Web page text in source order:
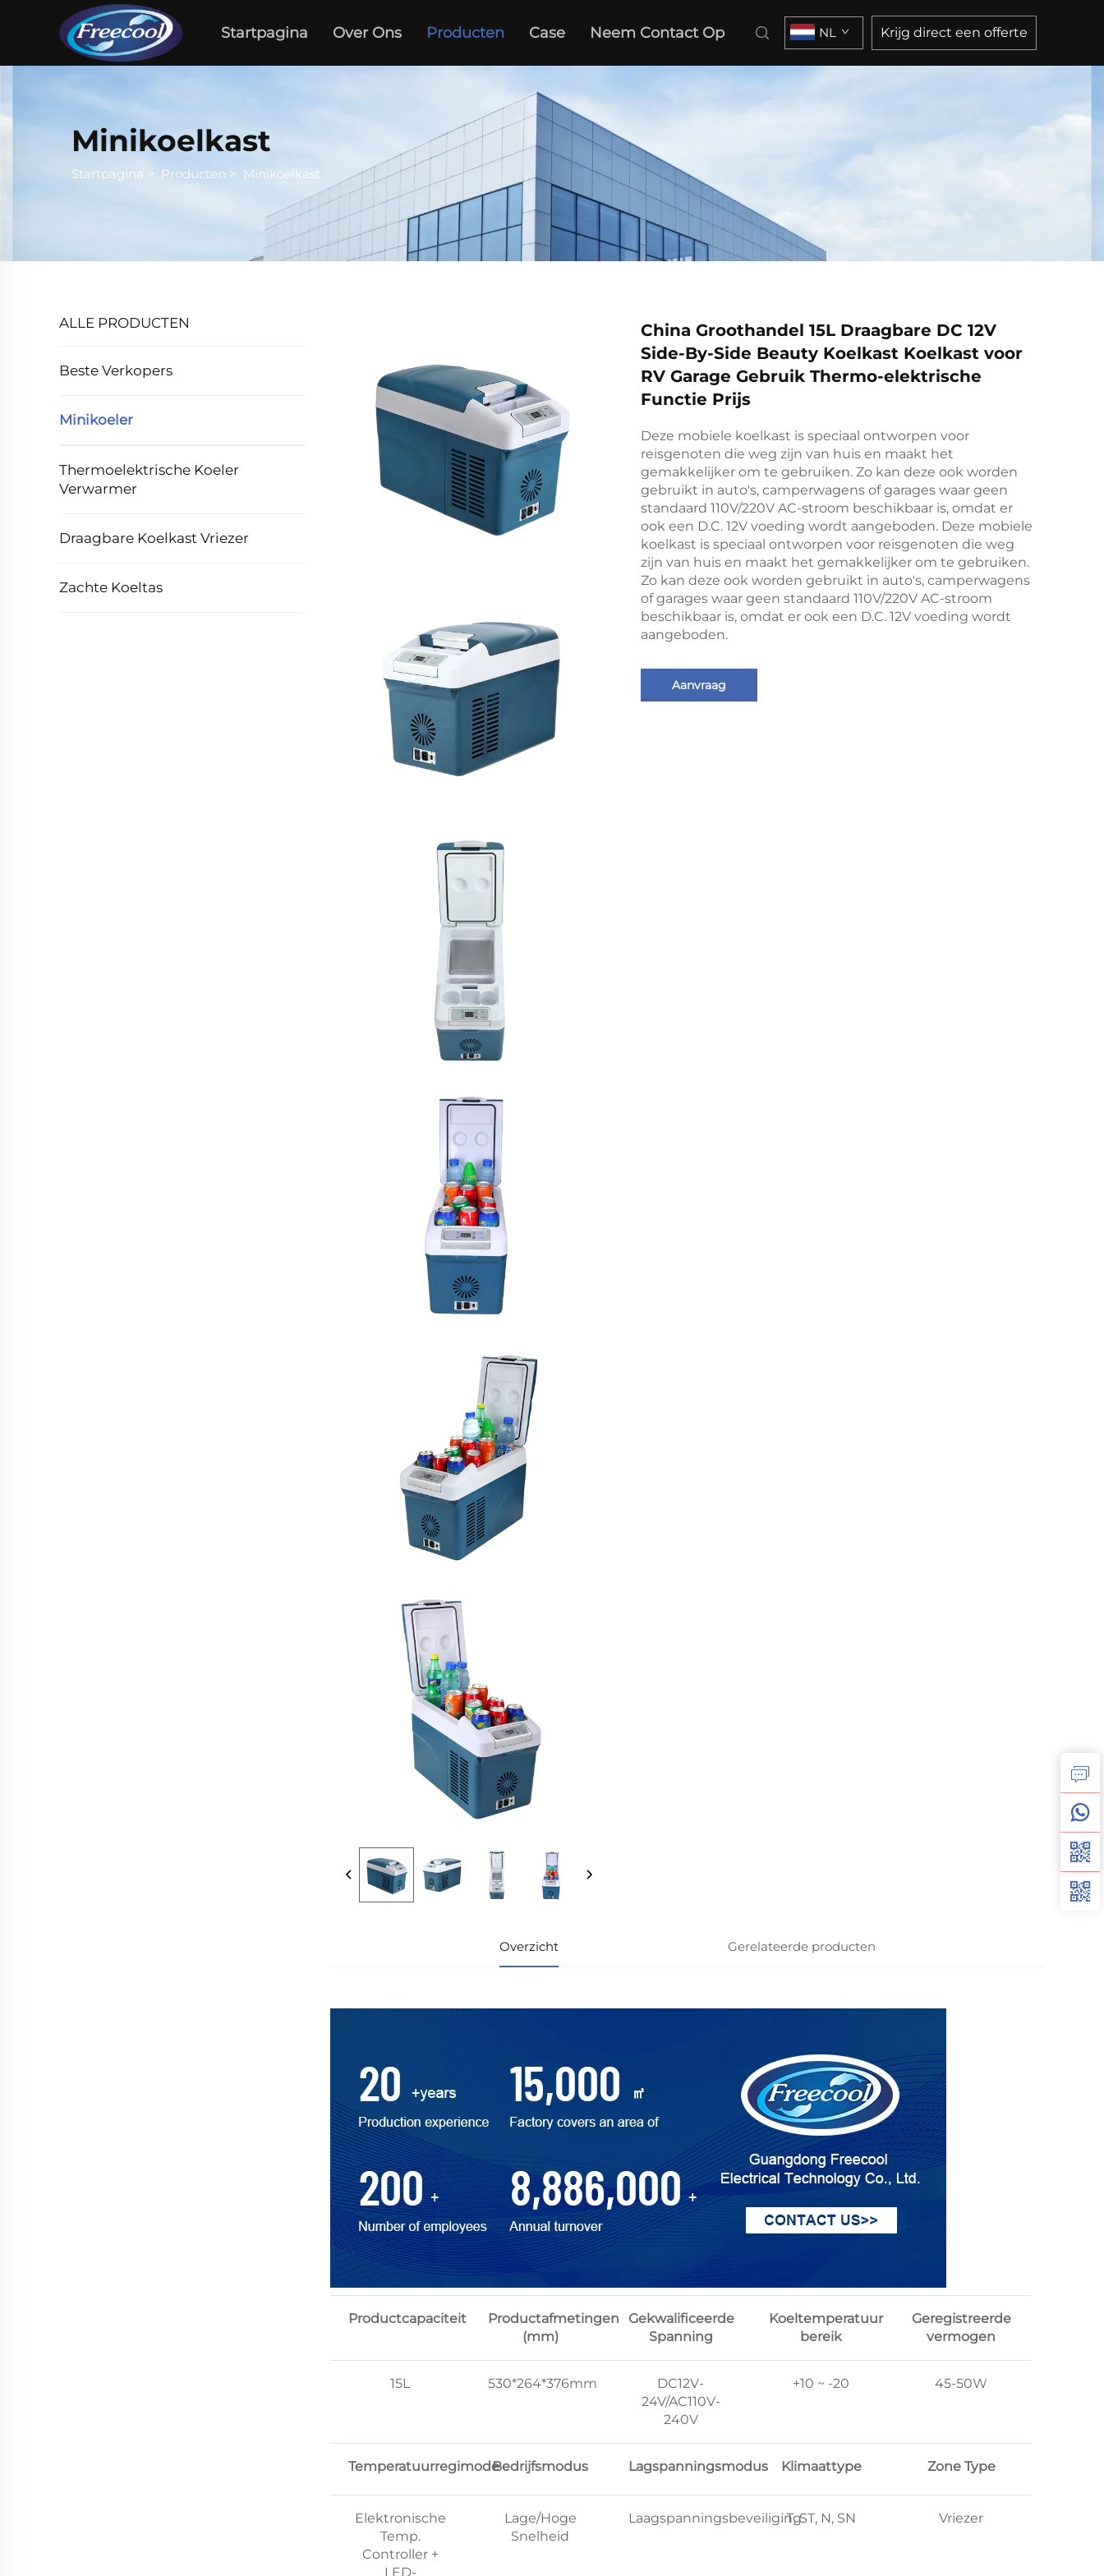
Startpagina Over Ons Producten Case Neem Contact Op NL Krijg direct een offerte
Minikoelkast
Startpagina > Producten > Minikoelkast
ALLE PRODUCTEN
Beste Verkopers
Minikoeler
Thermoelektrische Koeler
Verwarmer
Draagbare Koelkast Vriezer
Zachte Koeltas
China Groothandel 15L Draagbare DC 12V
Side-By-Side Beauty Koelkast Koelkast voor
RV Garage Gebruik Thermo-elektrische
Functie Prijs
Deze mobiele koelkast is speciaal ontworpen voor
reisgenoten die weg zijn van huis en maakt het
gemakkelijker om te gebruiken. Zo kan deze ook worden
gebruikt in auto's, camperwagens of garages waar geen
standaard 110V/220V AC-stroom beschikbaar is, omdat er
ook een D.C. 12V voeding wordt aangeboden. Deze mobiele
koelkast is speciaal ontworpen voor reisgenoten die weg
zijn van huis en maakt het gemakkelijker om te gebruiken.
Zo kan deze ook worden gebruikt in auto's, camperwagens
of garages waar geen standaard 110V/220V AC-stroom
beschikbaar is, omdat er ook een D.C. 12V voeding wordt
aangeboden.
Aanvraag
Overzicht Gerelateerde producten
Productcapaciteit
Productafmetingen
(mm)
Gekwalificeerde
Spanning
Koeltemperatuur
bereik
Geregistreerde
vermogen
15L 530*264*376mm
DC12V-
24V/AC110V-
240V
+10 ~ -20 45-50W
TemperatuurregimodeBedrijfsmodus Lagspanningsmodus Klimaattype Zone Type
Elektronische
Temp.
Controller +
LED-
Lage/Hoge
Snelheid
LaagspanningsbeveiligingT, ST, N, SN Vriezer